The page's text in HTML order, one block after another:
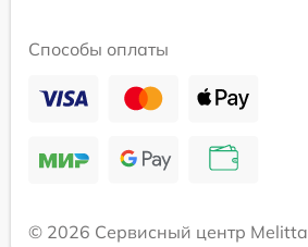
Способы оплаты
© 2026 Сервисный центр Melitta